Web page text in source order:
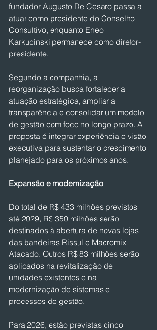
fundador Augusto De Cesaro passa a
atuar como presidente do Conselho
Consultivo, enquanto Eneo
Karkucinski permanece como diretor-
presidente.
Segundo a companhia, a
reorganização busca fortalecer a
atuação estratégica, ampliar a
transparência e consolidar um modelo
de gestão com foco no longo prazo. A
proposta é integrar experiência e visão
executiva para sustentar o crescimento
planejado para os próximos anos.
Expansão e modernização
Do total de R$ 433 milhões previstos
até 2029, R$ 350 milhões serão
destinados à abertura de novas lojas
das bandeiras Rissul e Macromix
Atacado. Outros R$ 83 milhões serão
aplicados na revitalização de
unidades existentes e na
modernização de sistemas e
processos de gestão.
Para 2026, estão previstas cinco